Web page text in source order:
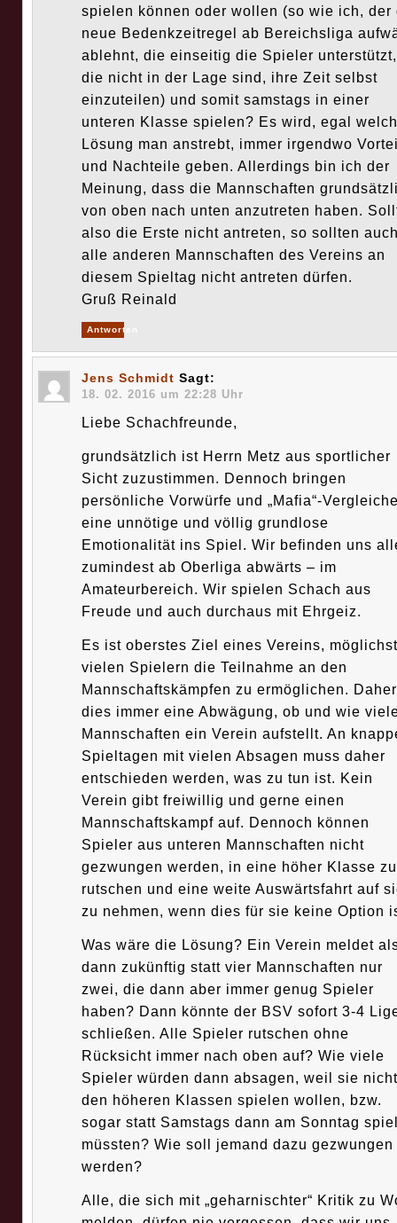
spielen können oder wollen (so wie ich, der
neue Bedenkzeitregel ab Bereichsliga
ablehnt, die einseitig die Spieler unterstützt,
die nicht in der Lage sind, ihre Zeit selbst
einzuteilen) und somit samstags in einer
unteren Klasse spielen? Es wird, egal
Lösung man anstrebt, immer irgendwo
und Nachteile geben. Allerdings bin ich der
Meinung, dass die Mannschaften
von oben nach unten anzutreten haben.
also die Erste nicht antreten, so sollten
alle anderen Mannschaften des Vereins an
diesem Spieltag nicht antreten dürfen.
Gruß Reinald
Antworten
Jens Schmidt Sagt:
18. 02. 2016 um 22:28 Uhr
Liebe Schachfreunde,
grundsätzlich ist Herrn Metz aus sportlicher
Sicht zuzustimmen. Dennoch bringen
persönliche Vorwürfe und „Mafia“-
eine unnötige und völlig grundlose
Emotionalität ins Spiel. Wir befinden uns
zumindest ab Oberliga abwärts – im
Amateurbereich. Wir spielen Schach aus
Freude und auch durchaus mit Ehrgeiz.
Es ist oberstes Ziel eines Vereins, möglichst
vielen Spielern die Teilnahme an den
Mannschaftskämpfen zu ermöglichen.
dies immer eine Abwägung, ob und wie
Mannschaften ein Verein aufstellt. An
Spieltagen mit vielen Absagen muss daher
entschieden werden, was zu tun ist. Kein
Verein gibt freiwillig und gerne einen
Mannschaftskampf auf. Dennoch können
Spieler aus unteren Mannschaften nicht
gezwungen werden, in eine höher Klasse zu
rutschen und eine weite Auswärtsfahrt auf
zu nehmen, wenn dies für sie keine Option
Was wäre die Lösung? Ein Verein meldet
dann zukünftig statt vier Mannschaften nur
zwei, die dann aber immer genug Spieler
haben? Dann könnte der BSV sofort 3-4
schließen. Alle Spieler rutschen ohne
Rücksicht immer nach oben auf? Wie viele
Spieler würden dann absagen, weil sie
den höheren Klassen spielen wollen, bzw.
sogar statt Samstags dann am Sonntag
müssten? Wie soll jemand dazu gezwungen
werden?
Alle, die sich mit „geharnischter“ Kritik zu